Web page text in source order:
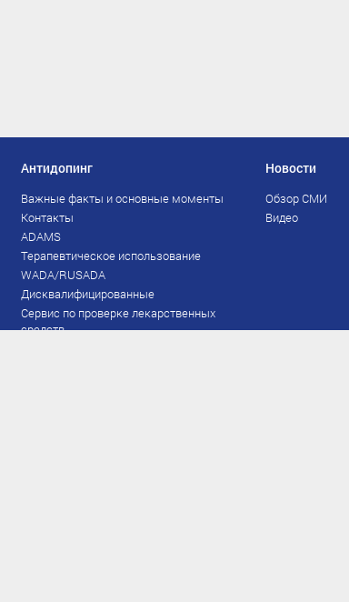
Антидопинг
Важные факты и основные моменты
Контакты
ADAMS
Терапевтическое использование
WADA/RUSADA
Дисквалифицированные
Сервис по проверке лекарственных
средств
Новости
Обзор СМИ
Видео